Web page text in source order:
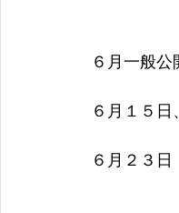
６月一般公
６月１５
６月２３